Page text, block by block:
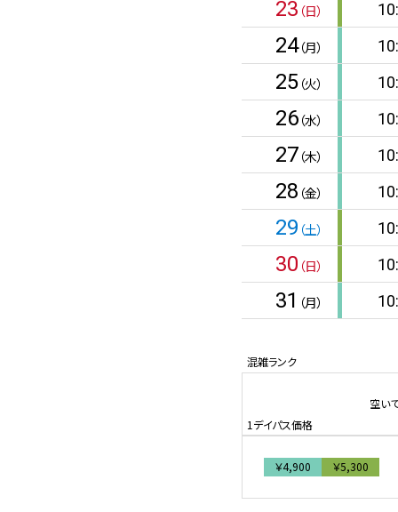
23 （日）
24（月）
25 （火）
26 （水）
27 （木）
28 （金）
29 （土）
30 （日）
31 （月）
空い
￥4,900 ￥5,300